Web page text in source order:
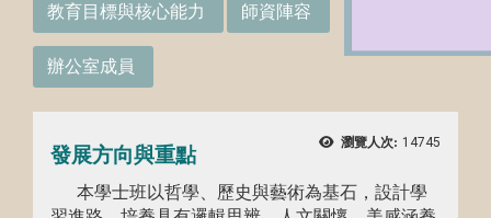
教育目標與核心能力 師資陣容
辦公室成員
瀏覽人次: 14745
發展方向與重點
本學士班以哲學、歷史與藝術為基石，設計學